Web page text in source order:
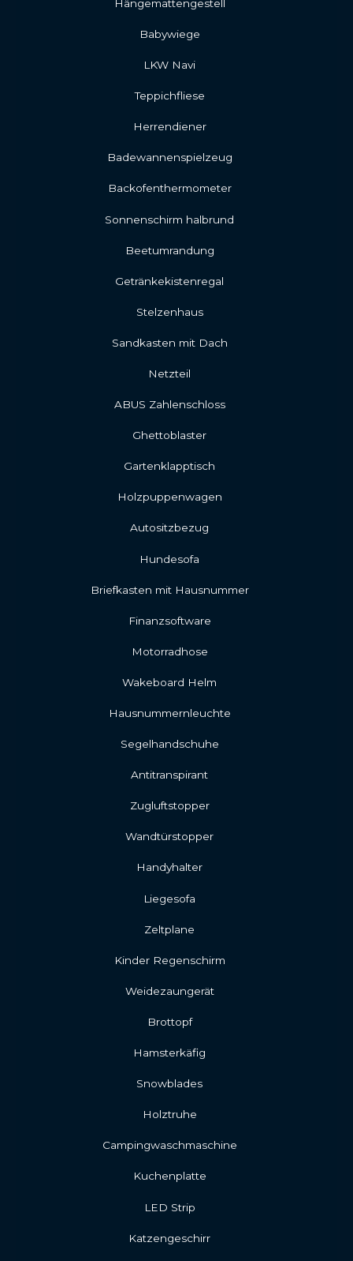
Hängemattengestell
Babywiege
LKW Navi
Teppichfliese
Herrendiener
Badewannenspielzeug
Backofenthermometer
Sonnenschirm halbrund
Beetumrandung
Getränkekistenregal
Stelzenhaus
Sandkasten mit Dach
Netzteil
ABUS Zahlenschloss
Ghettoblaster
Gartenklapptisch
Holzpuppenwagen
Autositzbezug
Hundesofa
Briefkasten mit Hausnummer
Finanzsoftware
Motorradhose
Wakeboard Helm
Hausnummernleuchte
Segelhandschuhe
Antitranspirant
Zugluftstopper
Wandtürstopper
Handyhalter
Liegesofa
Zeltplane
Kinder Regenschirm
Weidezaungerät
Brottopf
Hamsterkäfig
Snowblades
Holztruhe
Campingwaschmaschine
Kuchenplatte
LED Strip
Katzengeschirr